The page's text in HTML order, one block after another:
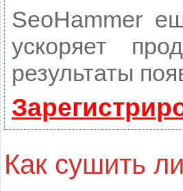
SeoHammer
ускоряет
результаты
Как сушить